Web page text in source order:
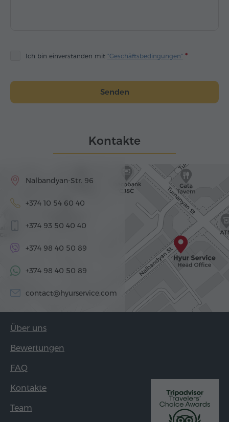
Ich bin einverstanden mit "Geschäftsbedingungen"
Senden
Kontakte
Nalbandyan-Str. 96
+374 10 54 60 40
+374 93 50 40 40
+374 98 40 50 89
+374 98 40 50 89
contact@hyurservice.com
Über uns
Bewertungen
FAQ
Kontakte
Team